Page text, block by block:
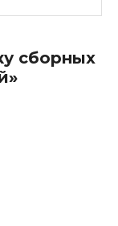
сборных